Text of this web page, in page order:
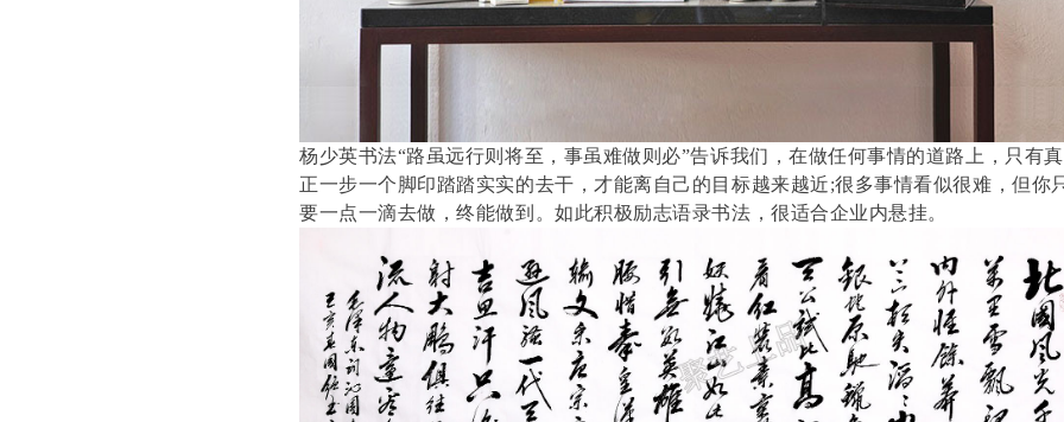
杨少英书法“路虽远行则将至，事虽难做则必”告诉我们，在做任何事情的道路上，只有真
正一步一个脚印踏踏实实的去干，才能离自己的目标越来越近;很多事情看似很难，但你
要一点一滴去做，终能做到。如此积极励志语录书法，很适合企业内悬挂。